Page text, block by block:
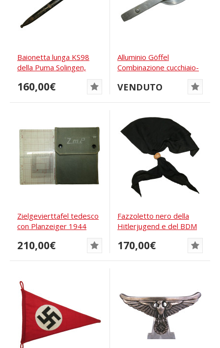
Baionetta lunga KS98
della Puma Solingen,
160,00€
Alluminio Göffel
Combinazione cucchiaio-
VENDUTO
Zielgevierttafel tedesco
con Planzeiger 1944
210,00€
Fazzoletto nero della
Hitlerjugend e del BDM
170,00€